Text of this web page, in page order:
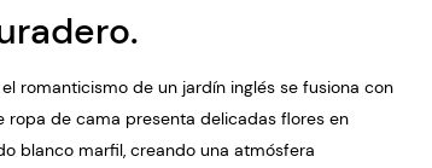
romanticismo de un jardín inglés se fusiona con
ropa de cama presenta delicadas flores en
blanco marfil, creando una atmósfera